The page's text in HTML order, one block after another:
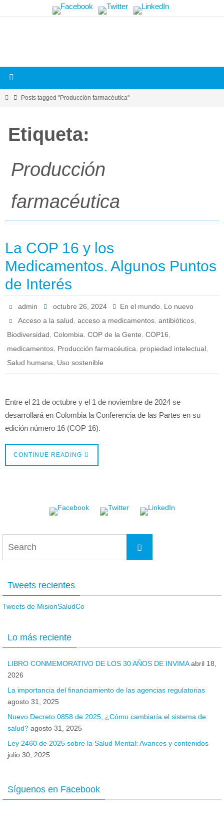
HomePosts tagged "Producción farmacéutica"
Etiqueta:
Producción
farmacéutica
La COP 16 y los
Medicamentos. Algunos Puntos
de Interés
admin octubre 26, 2024 En el mundo, Lo nuevo
Acceso a la salud,acceso a medicamentos,antibióticos,
Biodiversidad, Colombia, COP de la Gente, COP16,
medicamentos, Producción farmacéutica, propiedad intelectual,
Salud humana, Uso sostenible
Entre el 21 de octubre y el 1 de noviembre de 2024 se
desarrollará en Colombia la Conferencia de las Partes en su
edición número 16 (COP 16).
CONTINUE READING
Search
Tweets recientes
Tweets de MisionSaludCo
Lo más reciente
LIBRO CONMEMORATIVO DE LOS 30 AÑOS DE INVIMA abril 18,
2026
La importancia del financiamiento de las agencias regulatorias
agosto 31, 2025
Nuevo Decreto 0858 de 2025, ¿Cómo cambiaría el sistema de
salud? agosto 31, 2025
Ley 2460 de 2025 sobre la Salud Mental: Avances y contenidos
julio 30, 2025
Síguenos en Facebook